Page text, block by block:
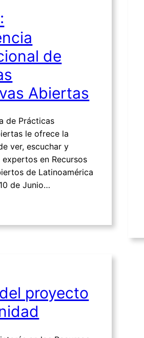
de
Abiertas
de Prácticas
le ofrece la
ver, escuchar y
en Recursos
de Latinoamérica
de Junio…
proyecto